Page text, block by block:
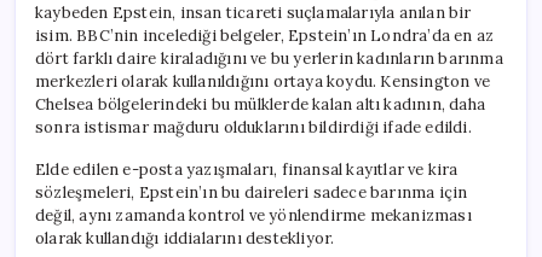
Londra’daki
Gizli
Dairelerinde
Neler
Yaşandı?
için
kaybeden Epstein, insan ticareti suçlamalarıyla anılan bir
isim. BBC’nin incelediği belgeler, Epstein’ın Londra’da en az
dört farklı daire kiraladığını ve bu yerlerin kadınların barınma
merkezleri olarak kullanıldığını ortaya koydu. Kensington ve
Chelsea bölgelerindeki bu mülklerde kalan altı kadının, daha
sonra istismar mağduru olduklarını bildirdiği ifade edildi.
Elde edilen e-posta yazışmaları, finansal kayıtlar ve kira
sözleşmeleri, Epstein’ın bu daireleri sadece barınma için
değil, aynı zamanda kontrol ve yönlendirme mekanizması
olarak kullandığı iddialarını destekliyor.